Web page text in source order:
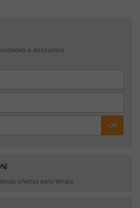
e descontos
OK
ofertas pelo Whats.